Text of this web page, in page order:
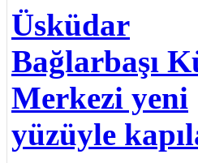
Üsküdar
Bağlarbaşı
Merkezi yeni
yüzüyle